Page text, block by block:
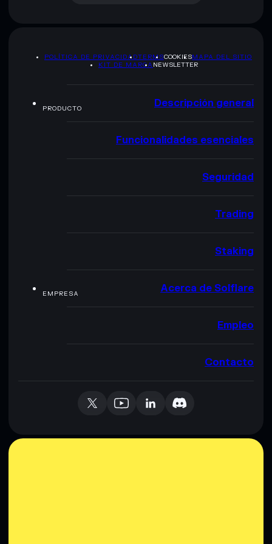
POLÍTICA DE PRIVACIDADTERMSCOOKIESMAPA DEL SITIO
KIT DE MARCA NEWSLETTER
PRODUCTO Descripción general
Funcionalidades esenciales
Seguridad
Trading
Staking
EMPRESA Acerca de Solflare
Empleo
Contacto